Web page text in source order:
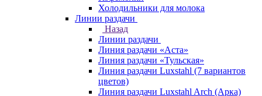
Холодильники для молока
Линии раздачи
Назад
Линии раздачи
Линия раздачи «Аста»
Линия раздачи «Тульская»
Линия раздачи Luxstahl (7 вариантов
цветов)
Линия раздачи Luxstahl Arch (Арка)